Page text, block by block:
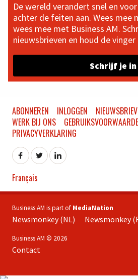
De wereld verandert snel en
achter de feiten aan. Wees mee
wees mee met Business AM.
nieuwsbrieven en houd de vinger
Schrijf je in
ABONNEREN INLOGGEN
WERK BIJ ONS
PRIVACYVERKLARING
Français
Business AM is part of MediaNation
Newsmonkey (NL) Newsmonkey
Business AM © 2026
Contact